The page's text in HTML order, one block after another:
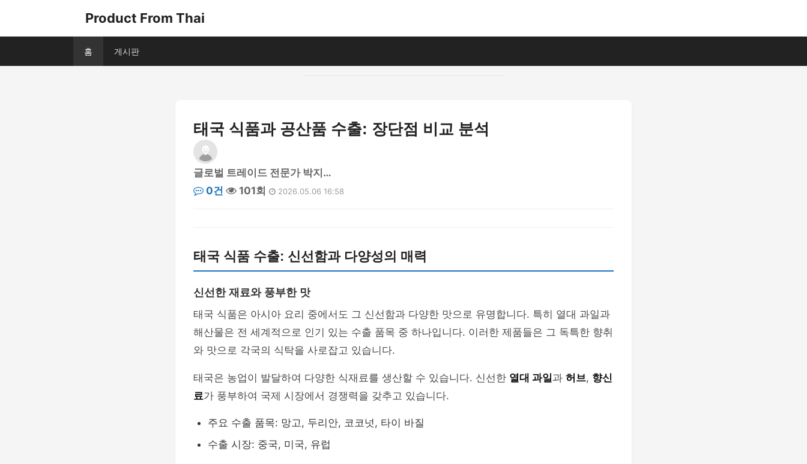
Product From Thai
홈 게시판
태국 식품과 공산품 수출: 장단점 비교 분석
글로벌 트레이드 전문가 박지…
0건
101회 2026.05.06 16:58
태국 식품 수출: 신선함과 다양성의 매력
신선한 재료와 풍부한 맛
태국 식품은 아시아 요리 중에서도 그 신선함과 다양한 맛으로 유명합니다. 특히 열대 과일과
해산물은 전 세계적으로 인기 있는 수출 품목 중 하나입니다. 이러한 제품들은 그 독특한 향취
와 맛으로 각국의 식탁을 사로잡고 있습니다.
태국은 농업이 발달하여 다양한 식재료를 생산할 수 있습니다. 신선한 열대 과일과 허브, 향신
료가 풍부하여 국제 시장에서 경쟁력을 갖추고 있습니다.
주요 수출 품목: 망고, 두리안, 코코넛, 타이 바질
수출 시장: 중국, 미국, 유럽